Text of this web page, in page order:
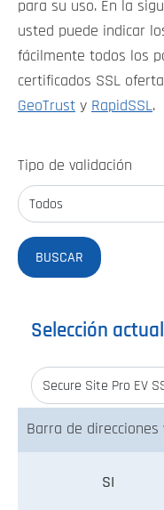
para su uso. En la
usted puede indicar
fácilmente todos los
certificados SSL
GeoTrust y RapidSSL.
Tipo de validación
Todos
Selección actual
Secure Site Pro EV
Barra de direcciones
SI